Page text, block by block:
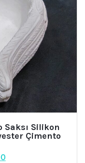
Saksı Silikon
Çimento
Şu